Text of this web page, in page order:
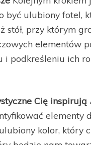
być ulubiony fotel,
przy którym
elementów
i podkreśleniu ich
Cię inspirują
elementy
kolor, który